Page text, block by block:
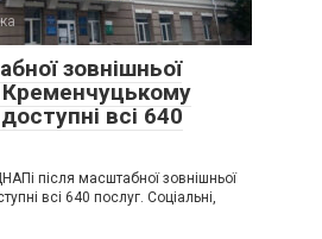
зовнішньої
Кременчуцькому
всі 640
після масштабної зовнішньої
всі 640 послуг. Соціальні,